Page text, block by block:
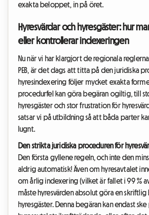
exakta beloppet, in på öret.
Hyresvärdar och hyresgäster: hur
eller kontrollerar indexeringen
Nu när vi har klargjort de regionala
PEB, är det dags att titta på den juridiska
hyresindexering följer mycket exakta
procedurfel kan göra begäran ogiltig, till
hyresgäster och stor frustration för
satsar vi på utbildning så att båda parter
lugnt.
Den strikta juridiska proceduren för
Den första gyllene regeln, och inte den
aldrig automatisk! Även om hyresavtalet
om årlig indexering (vilket är fallet i 99 %
måste hyresvärden absolut göra en skriftlig
hyresgäster. Denna begäran kan endast